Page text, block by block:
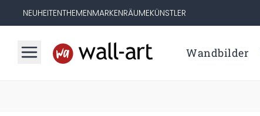
NEUHEITENTHEMENMARKENRÄUMEKÜNSTLER
Wandbilder